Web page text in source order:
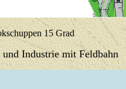
15 Grad
Industrie mit Feldbahn